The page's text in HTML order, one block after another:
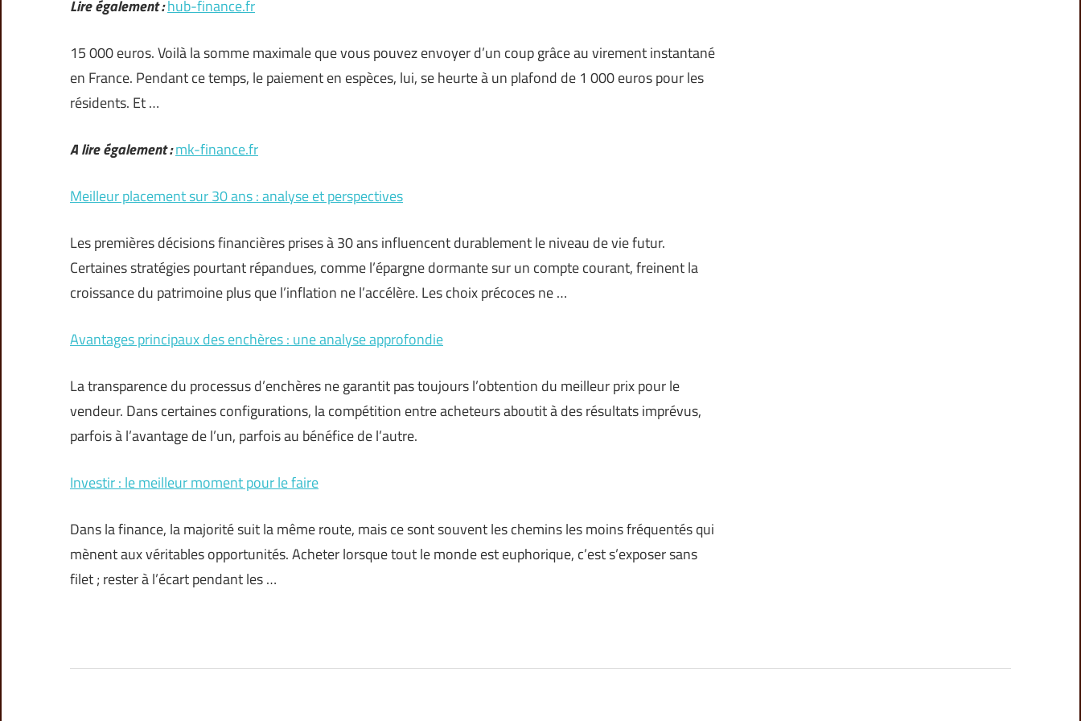
Lire également :hub-finance.fr
15 000 euros. Voilà la somme maximale que vous pouvez envoyer d’un coup grâce au virement instantané
en France. Pendant ce temps, le paiement en espèces, lui, se heurte à un plafond de 1 000 euros pour les
résidents. Et …
A lire également :mk-finance.fr
Meilleur placement sur 30 ans : analyse et perspectives
Les premières décisions financières prises à 30 ans influencent durablement le niveau de vie futur.
Certaines stratégies pourtant répandues, comme l’épargne dormante sur un compte courant, freinent la
croissance du patrimoine plus que l’inflation ne l’accélère. Les choix précoces ne …
Avantages principaux des enchères : une analyse approfondie
La transparence du processus d’enchères ne garantit pas toujours l’obtention du meilleur prix pour le
vendeur. Dans certaines configurations, la compétition entre acheteurs aboutit à des résultats imprévus,
parfois à l’avantage de l’un, parfois au bénéfice de l’autre.
Investir : le meilleur moment pour le faire
Dans la finance, la majorité suit la même route, mais ce sont souvent les chemins les moins fréquentés qui
mènent aux véritables opportunités. Acheter lorsque tout le monde est euphorique, c’est s’exposer sans
filet ; rester à l’écart pendant les …